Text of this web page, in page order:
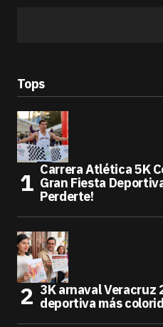
Tops
Carrera Atlética 5K
Gran Fiesta
Perderte!
3K arnaval Veracruz
deportiva más